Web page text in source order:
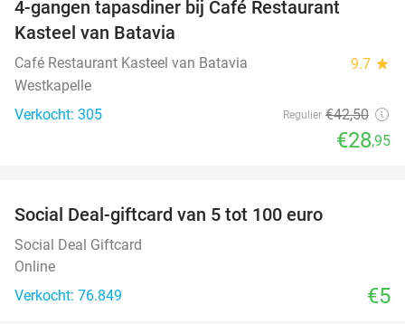
4-gangen tapasdiner bij Café Restaurant
Kasteel van Batavia
Café Restaurant Kasteel van Batavia 9.7 star
Westkapelle
Verkocht: 305
Regulier €42,50
€28,95
Social Deal-giftcard van 5 tot 100 euro
Social Deal Giftcard
Online
Verkocht: 76.849
€5